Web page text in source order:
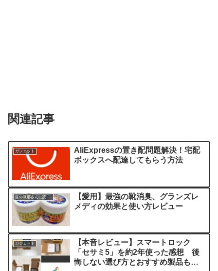
関連記事
ガジェット
AliExpressの置き配問題解決！宅配
ボックスへ配達してもらう方法
世の旦那さんに読んでほしい記事
【愛用】最強の靴消臭、グランズレ
メディの効果と使い方レビュー
ガジェット
【本音レビュー】スマートロック
「セサミ5」を約2年使った感想 後
悔しない選び方とおすすめ製品も紹